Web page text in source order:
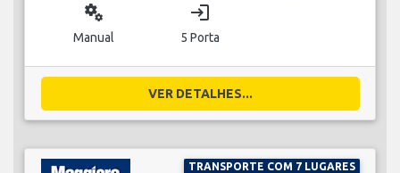
miscellaneous_services
Manual
login
5 Porta
VER DETALHES...
TRANSPORTE COM 7 LUGARES